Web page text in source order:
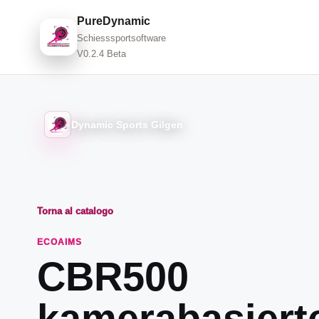
PureDynamic
Schiesssportsoftware
V0.2.4 Beta
Dynamic Sports Gilgen
Torna al catalogo
ECOAIMS
CBR500